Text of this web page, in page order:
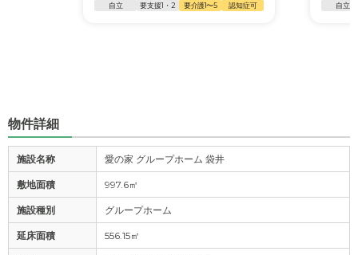
自立 要支援1・2 要介護1〜5 認知症可 自立
物件詳細
施設名称 愛の家 グループホーム 袋井
敷地面積 997.6㎡
施設種別 グループホーム
延床面積 556.15㎡